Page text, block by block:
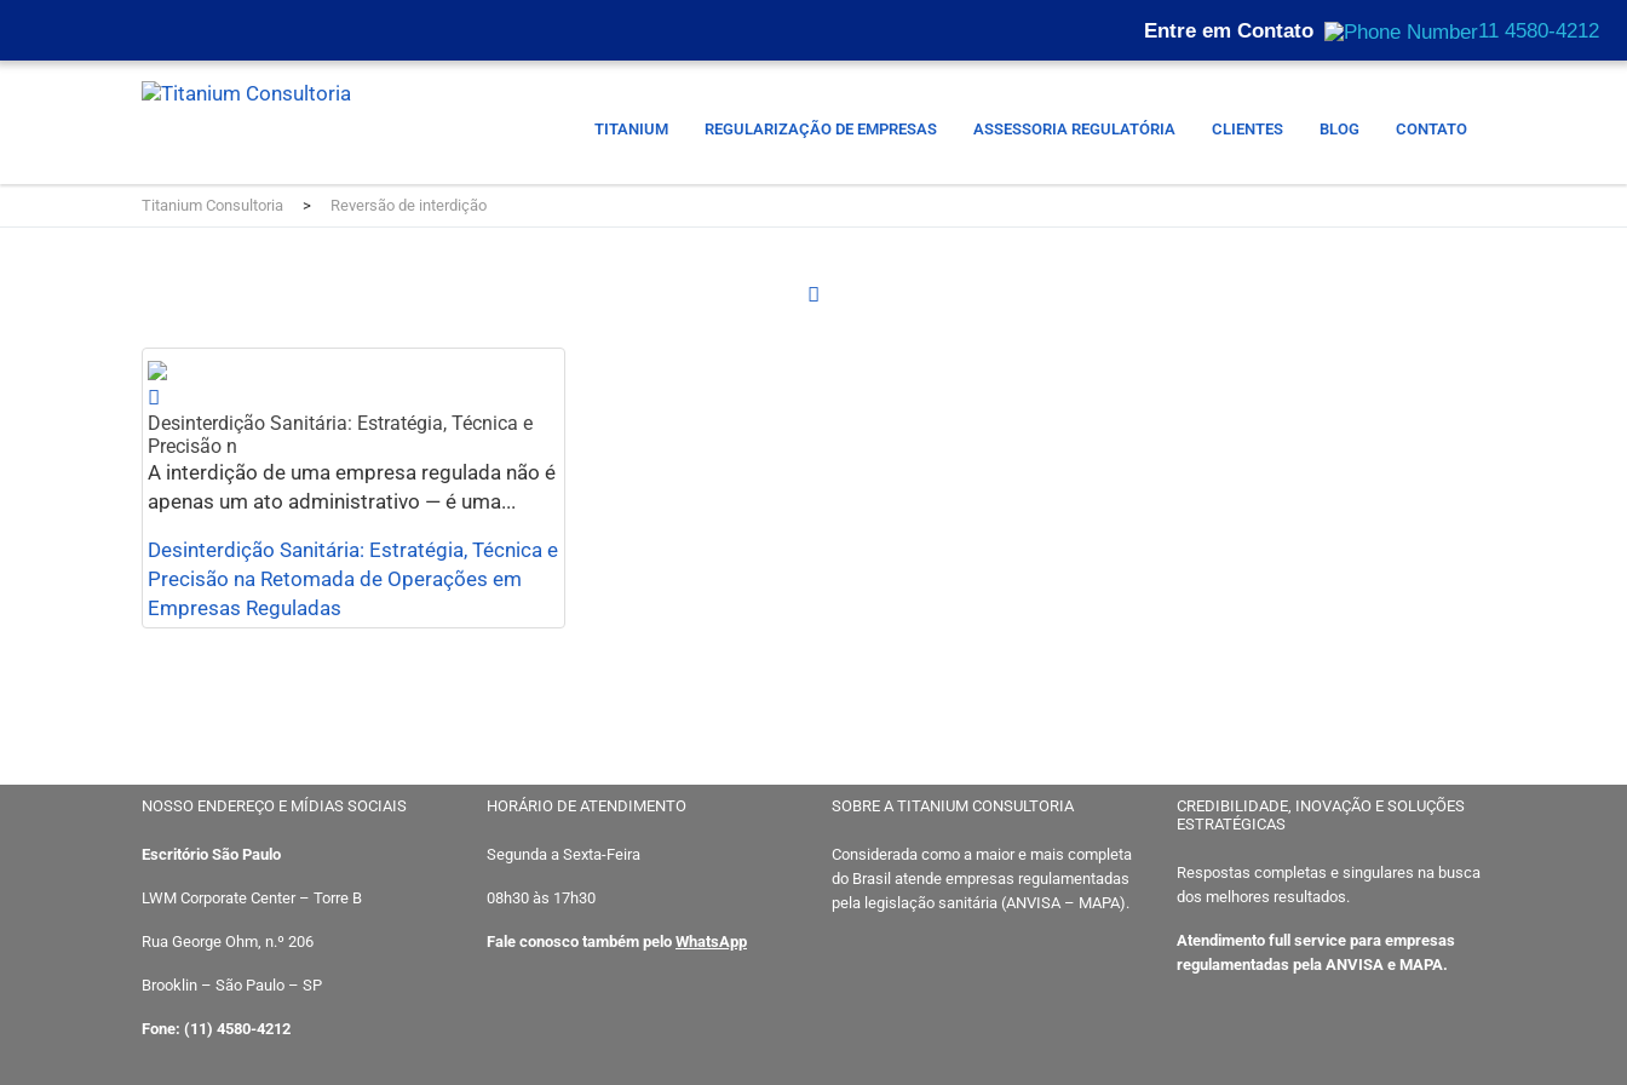
Entre em Contato 11 4580-4212
TITANIUM REGULARIZAÇÃO DE EMPRESAS ASSESSORIA REGULATÓRIA CLIENTES BLOG CONTATO
Titanium Consultoria > Reversão de interdição
Desinterdição Sanitária: Estratégia, Técnica e
Precisão n
A interdição de uma empresa regulada não é
apenas um ato administrativo — é uma...
Desinterdição Sanitária: Estratégia, Técnica e
Precisão na Retomada de Operações em
Empresas Reguladas
NOSSO ENDEREÇO E MÍDIAS SOCIAIS
Escritório São Paulo
LWM Corporate Center – Torre B
Rua George Ohm, n.º 206
Brooklin – São Paulo – SP
Fone: (11) 4580-4212
HORÁRIO DE ATENDIMENTO
Segunda a Sexta-Feira
08h30 às 17h30
Fale conosco também pelo WhatsApp
SOBRE A TITANIUM CONSULTORIA
Considerada como a maior e mais completa
do Brasil atende empresas regulamentadas
pela legislação sanitária (ANVISA – MAPA).
CREDIBILIDADE, INOVAÇÃO E SOLUÇÕES
ESTRATÉGICAS
Respostas completas e singulares na busca
dos melhores resultados.
Atendimento full service para empresas
regulamentadas pela ANVISA e MAPA.